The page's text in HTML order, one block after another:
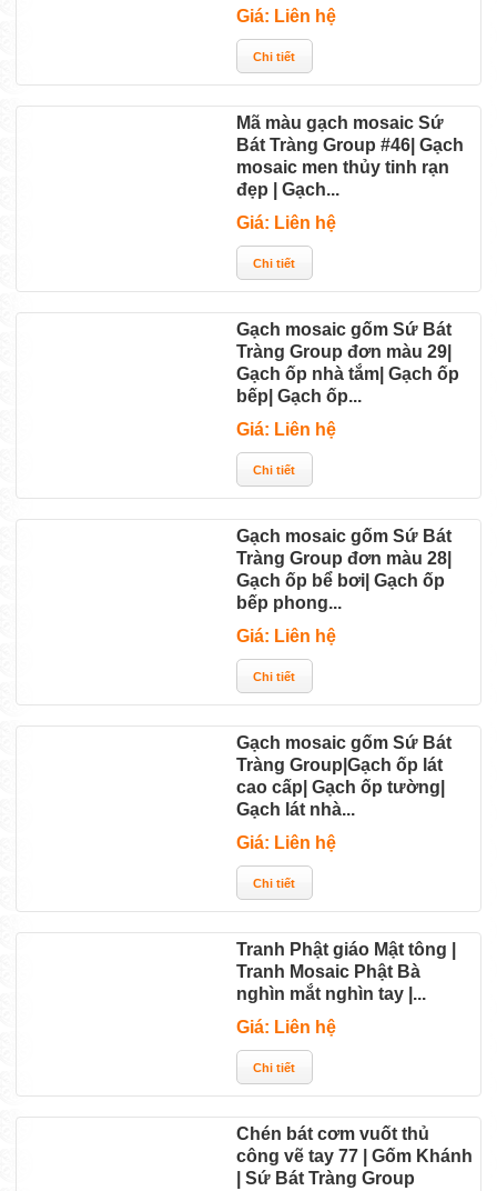
Giá: Liên hệ
Mã màu gạch mosaic Sứ
Bát Tràng Group #46| Gạch
mosaic men thủy tinh rạn
đẹp | Gạch...
Giá: Liên hệ
Gạch mosaic gốm Sứ Bát
Tràng Group đơn màu 29|
Gạch ốp nhà tắm| Gạch ốp
bếp| Gạch ốp...
Giá: Liên hệ
Gạch mosaic gốm Sứ Bát
Tràng Group đơn màu 28|
Gạch ốp bể bơi| Gạch ốp
bếp phong...
Giá: Liên hệ
Gạch mosaic gốm Sứ Bát
Tràng Group|Gạch ốp lát
cao cấp| Gạch ốp tường|
Gạch lát nhà...
Giá: Liên hệ
Tranh Phật giáo Mật tông |
Tranh Mosaic Phật Bà
nghìn mắt nghìn tay |...
Giá: Liên hệ
Chén bát cơm vuốt thủ
công vẽ tay 77 | Gốm Khánh
| Sứ Bát Tràng Group